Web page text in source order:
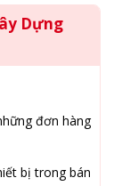
Dựng
đơn hàng
bị trong bán